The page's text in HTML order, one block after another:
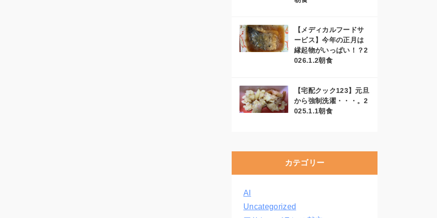
【メディカルフードサ
ービス】今年の正月は
縁起物がいっぱい！？2
026.1.2朝食
【宅配クック123】元旦
から強制洗濯・・・。2
025.1.1朝食
カテゴリー
AI
Uncategorized